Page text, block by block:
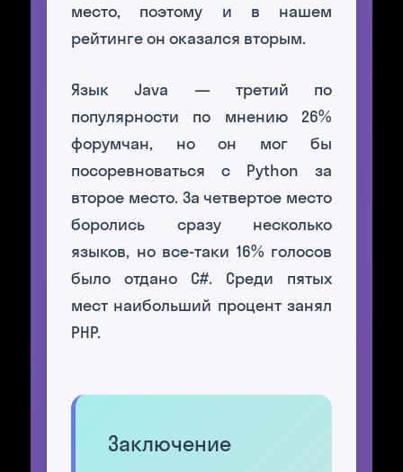
место, поэтому и в нашем
рейтинге он оказался вторым.
Язык Java — третий по
популярности по мнению 26%
форумчан, но он мог бы
посоревноваться с Python за
второе место. За четвертое место
боролись сразу несколько
языков, но все-таки 16% голосов
было отдано C#. Среди пятых
мест наибольший процент занял
PHP.
Заключение